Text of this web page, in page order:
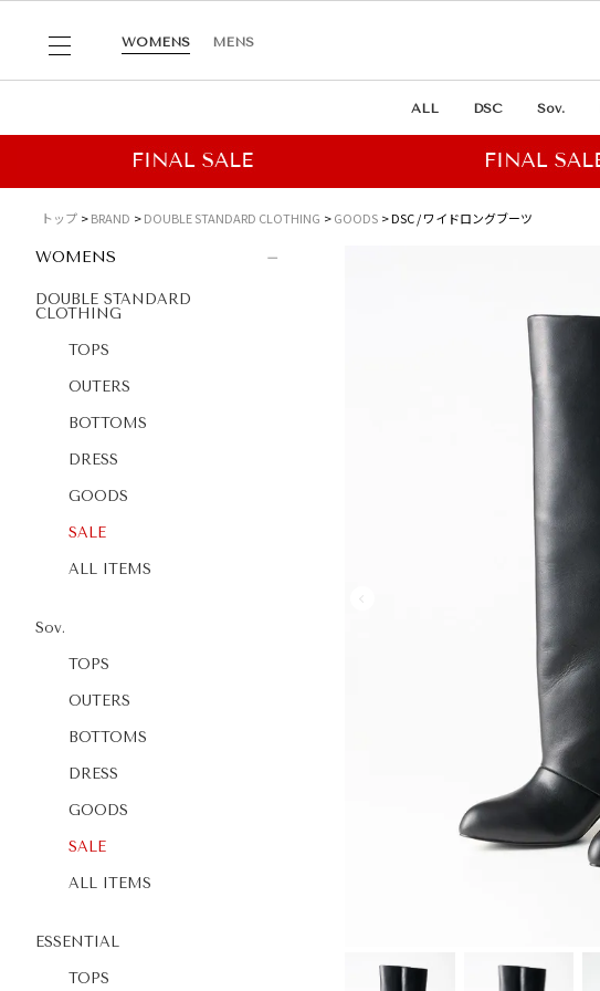
WOMENS MENS
ALL DSC Sov.
トップ BRAND DOUBLE STANDARD CLOTHING GOODS DSC / ワイドロングブーツ
WOMENS
DOUBLE STANDARD
CLOTHING
TOPS
OUTERS
BOTTOMS
DRESS
GOODS
SALE
ALL ITEMS
Sov.
TOPS
OUTERS
BOTTOMS
DRESS
GOODS
SALE
ALL ITEMS
ESSENTIAL
TOPS